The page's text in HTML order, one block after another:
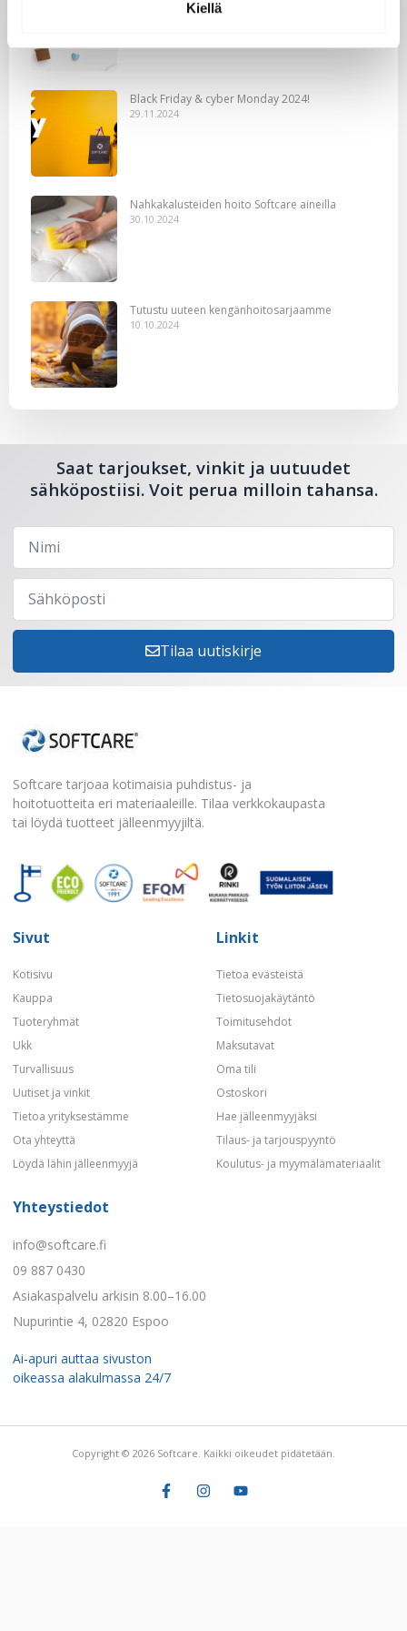
Kiellä
Black Friday & cyber Monday 2024!
29.11.2024
Nahkakalusteiden hoito Softcare aineilla
30.10.2024
Tutustu uuteen kengänhoitosarjaamme
10.10.2024
Saat tarjoukset, vinkit ja uutuudet
sähköpostiisi. Voit perua milloin tahansa.
Tilaa uutiskirje
Softcare tarjoaa kotimaisia puhdistus- ja
hoitotuotteita eri materiaaleille. Tilaa verkkokaupasta
tai löydä tuotteet jälleenmyyjiltä.
Sivut
Kotisivu
Kauppa
Tuoteryhmät
Ukk
Turvallisuus
Uutiset ja vinkit
Tietoa yrityksestämme
Ota yhteyttä
Löydä lähin jälleenmyyjä
Linkit
Tietoa evästeistä
Tietosuojakäytäntö
Toimitusehdot
Maksutavat
Oma tili
Ostoskori
Hae jälleenmyyjäksi
Tilaus- ja tarjouspyyntö
Koulutus- ja myymälämateriaalit
Yhteystiedot
info@softcare.fi
09 887 0430
Asiakaspalvelu arkisin 8.00–16.00
Nupurintie 4, 02820 Espoo
Ai-apuri auttaa sivuston
oikeassa alakulmassa 24/7
Copyright © 2026 Softcare. Kaikki oikeudet pidätetään.